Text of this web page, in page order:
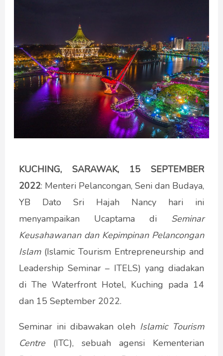
KUCHING, SARAWAK, 15 SEPTEMBER
2022: Menteri Pelancongan, Seni dan Budaya,
YB Dato Sri Hajah Nancy hari ini
menyampaikan Ucaptama di Seminar
Keusahawanan dan Kepimpinan Pelancongan
Islam(Islamic Tourism Entrepreneurship and
Leadership Seminar – ITELS) yang diadakan
di The Waterfront Hotel, Kuching pada 14
dan 15 September 2022.
Seminar ini dibawakan oleh Islamic Tourism
Centre(ITC), sebuah agensi Kementerian